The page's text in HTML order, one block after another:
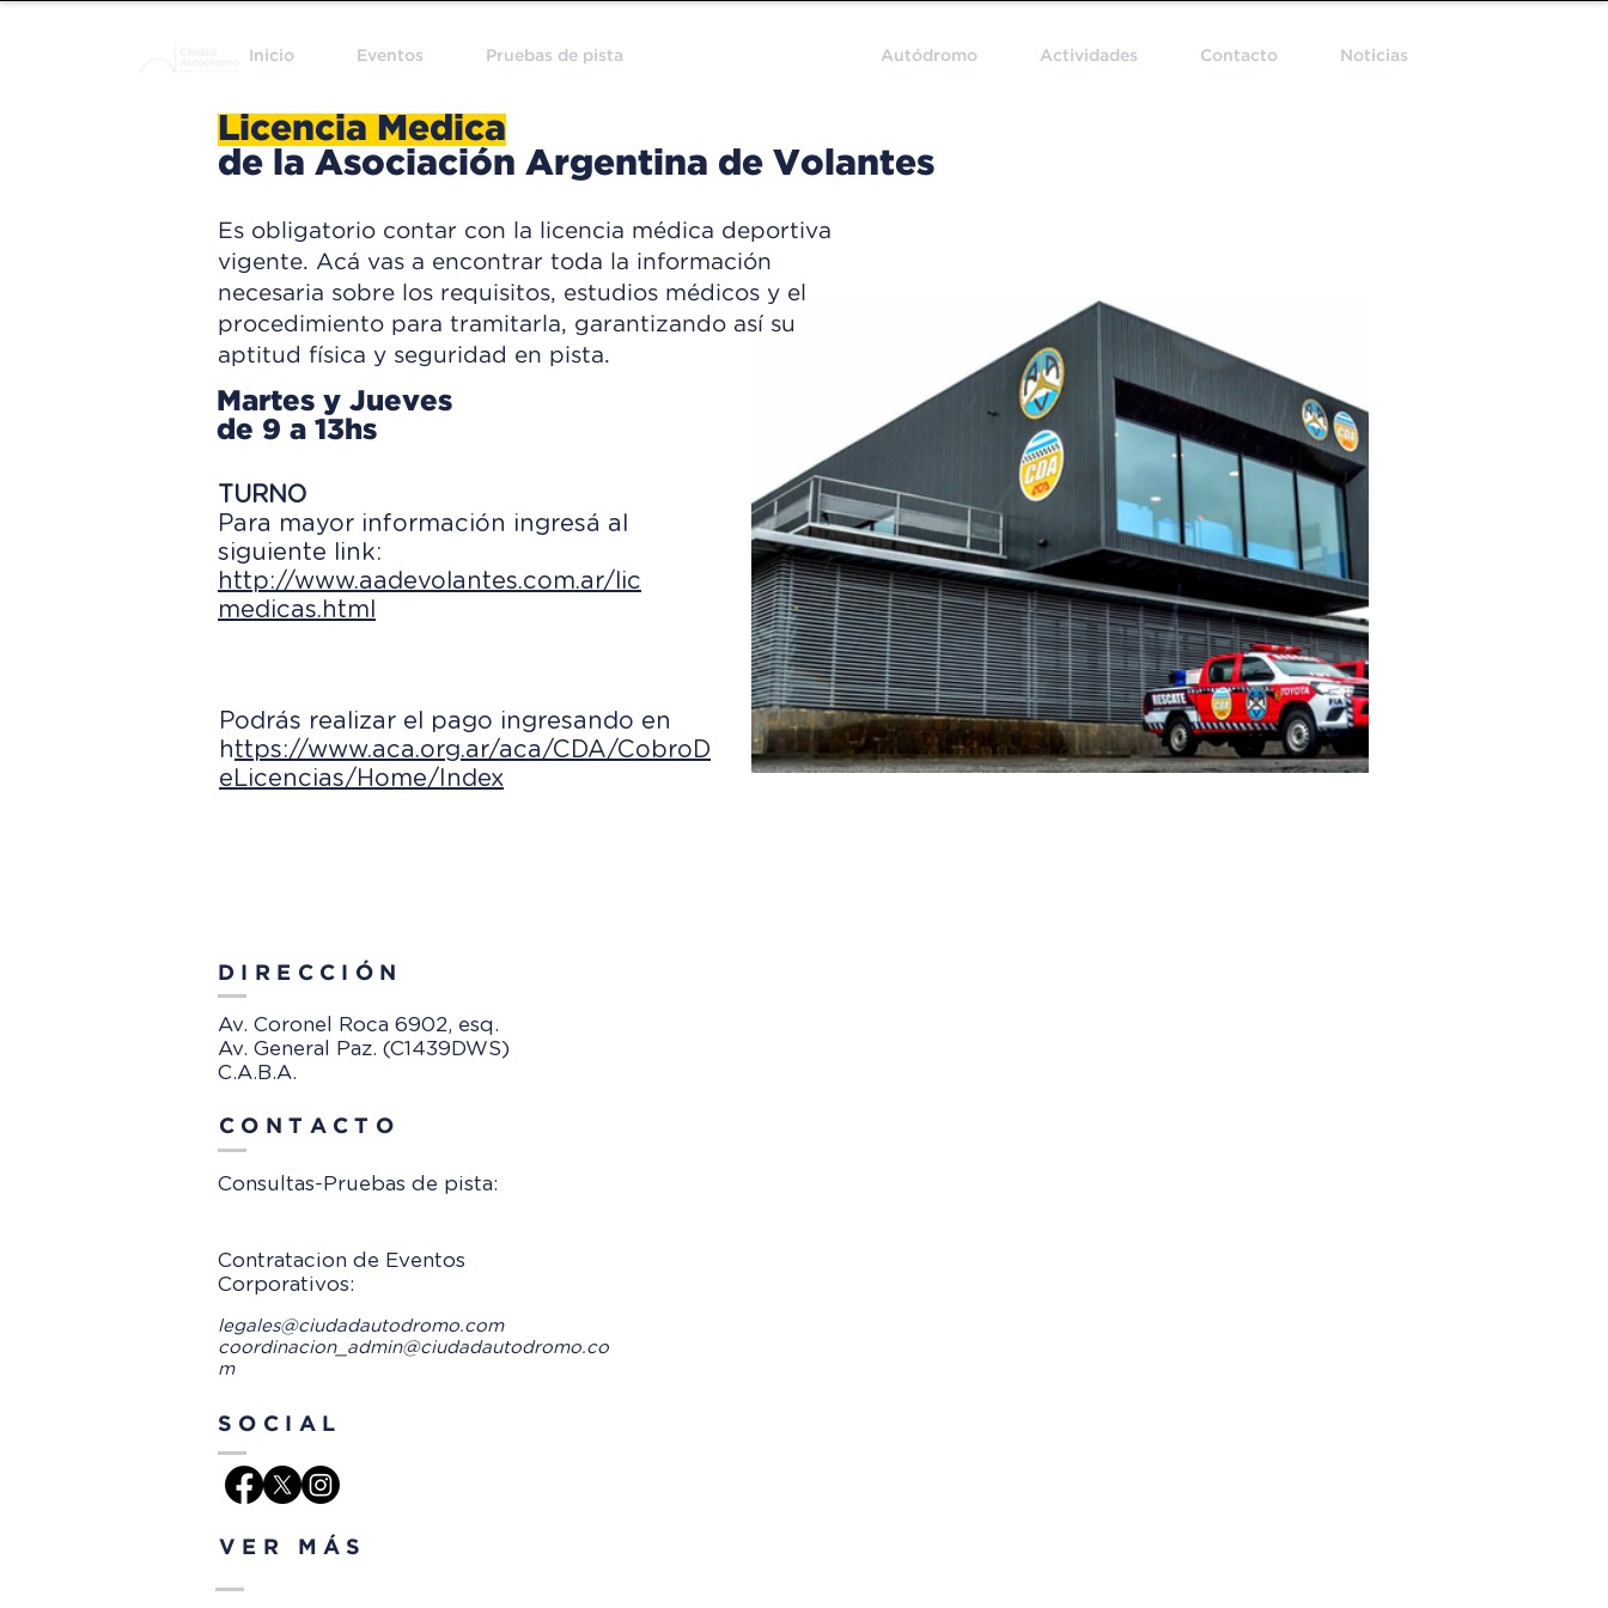
Inicio Eventos Pruebas de pista Autódromo Actividades Contacto Noticias
Licencia Medica
de la Asociación Argentina de Volantes
Martes y Jueves
de 9 a 13hs
TURNO
Para mayor información ingresá al
siguiente link:
http://www.aadevolantes.com.ar/lic
medicas.html
Podrás realizar el pago ingresando en
https://www.aca.org.ar/aca/CDA/CobroD
eLicencias/Home/Index
Es obligatorio contar con la licencia médica deportiva
vigente. Acá vas a encontrar toda la información
necesaria sobre los requisitos, estudios médicos y el
procedimiento para tramitarla, garantizando así su
aptitud física y seguridad en pista.
DIRECCIÓN
Av. Coronel Roca 6902, esq.
Av. General Paz. (C1439DWS)
C.A.B.A.
CONTACTO
Consultas-Pruebas de pista:
Contratacion de Eventos
Corporativos:
legales@ciudadautodromo.com
coordinacion_admin@ciudadautodromo.co
m
SOCIAL
VER MÁS